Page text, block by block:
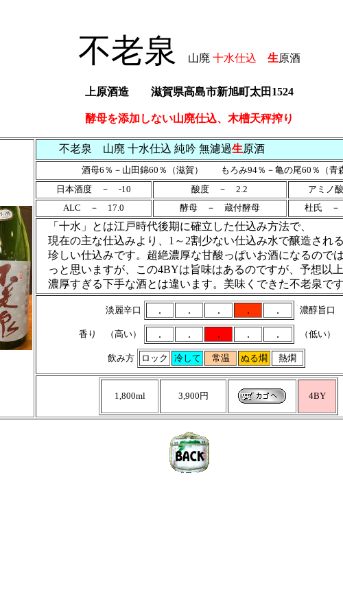
不老泉 山廃 十水仕込 生原酒
上原酒造 滋賀県高島市新旭町太田1524
酵母を添加しない山廃仕込、木槽天秤搾り
不老泉 山廃 十水仕込 純吟 無濾過生原酒
酒母6％－山田錦60％（滋賀） もろみ94％－亀の尾60％（青
日本酒度 － -10
酸度 － 2.2
アミノ
ALC － 17.0
酵母 － 蔵付酵母 杜氏 －
「十水」とは江戸時代後期に確立した仕込み方法で、
現在の主な仕込みより、1～2割少ない仕込み水で醸造され
珍しい仕込みです。超絶濃厚な甘酸っぱいお酒になるので
っと思いますが、この4BYは旨味はあるのですが、予想以
濃厚すぎる下手な酒とは違います。美味くできた不老泉で
淡麗辛口 . . . . . 濃醇旨口
香り （高い） . . . . . （低い
飲み方 ロック 冷して 常温 ぬる燗 熱燗
1,800ml 3,900円 4BY